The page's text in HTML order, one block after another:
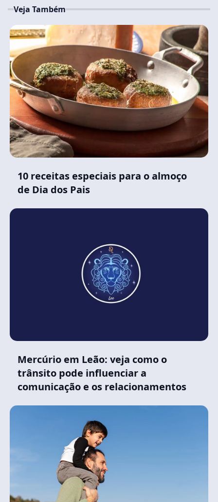
Veja Também
10 receitas especiais para o almoço
de Dia dos Pais
Mercúrio em Leão: veja como o
trânsito pode influenciar a
comunicação e os relacionamentos